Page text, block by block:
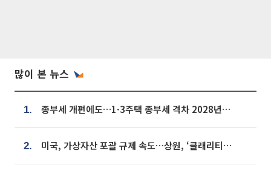
많이 본 뉴스
1. 종부세 개편에도…1·3주택 종부세 격차 2028년부터 확대
2. 미국, 가상자산 포괄 규제 속도…상원, ‘클래리티법’ 9월 절차투표 추진